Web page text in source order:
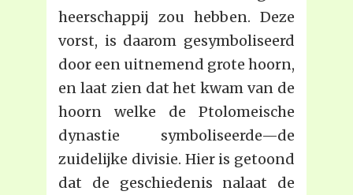
heerschappij zou hebben. Deze
vorst, is daarom gesymboliseerd
door een uitnemend grote hoorn,
en laat zien dat het kwam van de
hoorn welke de Ptolomeische
dynastie symboliseerde—de
zuidelijke divisie. Hier is getoond
dat de geschiedenis nalaat de